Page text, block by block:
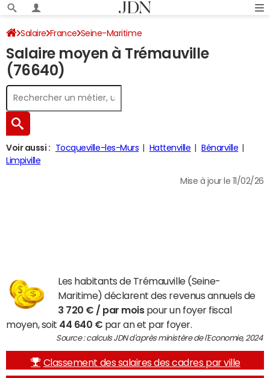
Salaire France Seine-Maritime
Salaire moyen à Trémauville
(76640)
Voir aussi : Tocqueville-les-Murs Hattenville
Bénarville
Limpiville
Mise à jour le 11/02/26
Les habitants de Trémauville (Seine-
Maritime) déclarent des revenus annuels de
3 720 € / par moispour un foyer fiscal
moyen, soit 44 640 € par an et par foyer.
Source : calculs JDN d'après ministère de l'Economie, 2024
Classement des salaires des cadres par ville